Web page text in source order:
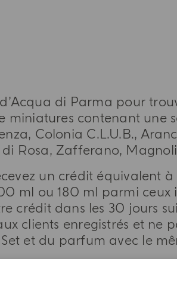
di Parma pour
miniatures contenant une
Colonia C.L.U.B.,
di Rosa, Zafferano,
un crédit équivalent
ml ou 180 ml parmi ceux
crédit dans les 30 jours
clients enregistrés et ne
et du parfum avec le